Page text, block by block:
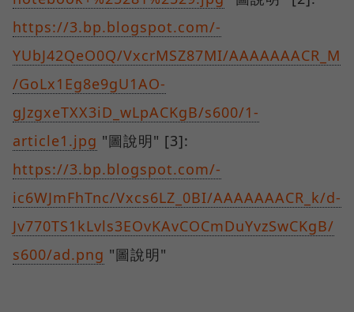
https://3.bp.blogspot.com/-
YUbJ42QeO0Q/VxcrMSZ87MI/AAAAAAACR_M
/GoLx1Eg8e9gU1AO-
gJzgxeTXX3iD_wLpACKgB/s600/1-
article1.jpg "圖說明" [3]:
https://3.bp.blogspot.com/-
ic6WJmFhTnc/Vxcs6LZ_0BI/AAAAAAACR_k/d-
Jv770TS1kLvls3EOvKAvCOCmDuYvzSwCKgB/
s600/ad.png "圖說明"